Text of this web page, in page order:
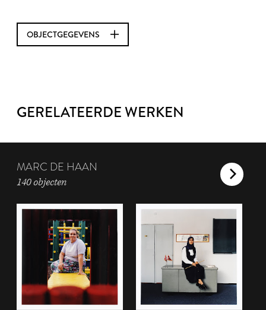
OBJECTGEGEVENS
GERELATEERDE WERKEN
MARC DE HAAN
140 objecten